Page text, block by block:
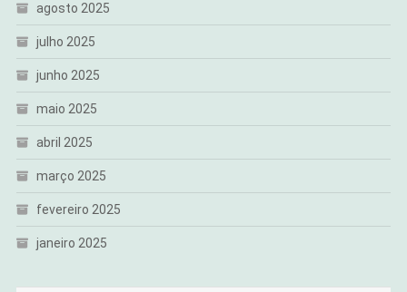
agosto 2025
julho 2025
junho 2025
maio 2025
abril 2025
março 2025
fevereiro 2025
janeiro 2025